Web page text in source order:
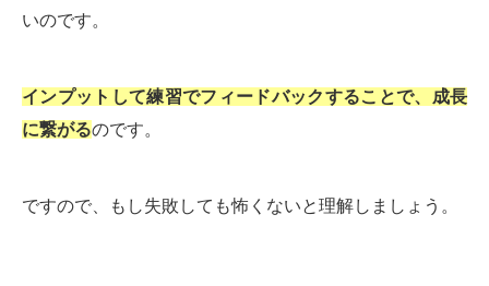
いのです。
インプットして練習でフィードバックすることで、成長
に繋がるのです。
ですので、もし失敗しても怖くないと理解しましょう。